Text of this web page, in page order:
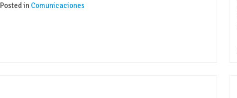
Posted in Comunicaciones